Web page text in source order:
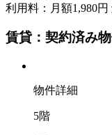
利用料：月額1,980円
賃貸：契約済み
物件詳細
5階